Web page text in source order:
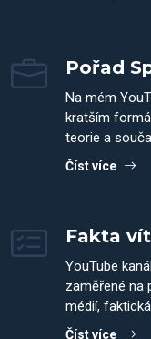
Pořad
Na mém
kratším
teorie a
Číst více
Fakta
YouTube
zaměřené na
médií,
Číst více